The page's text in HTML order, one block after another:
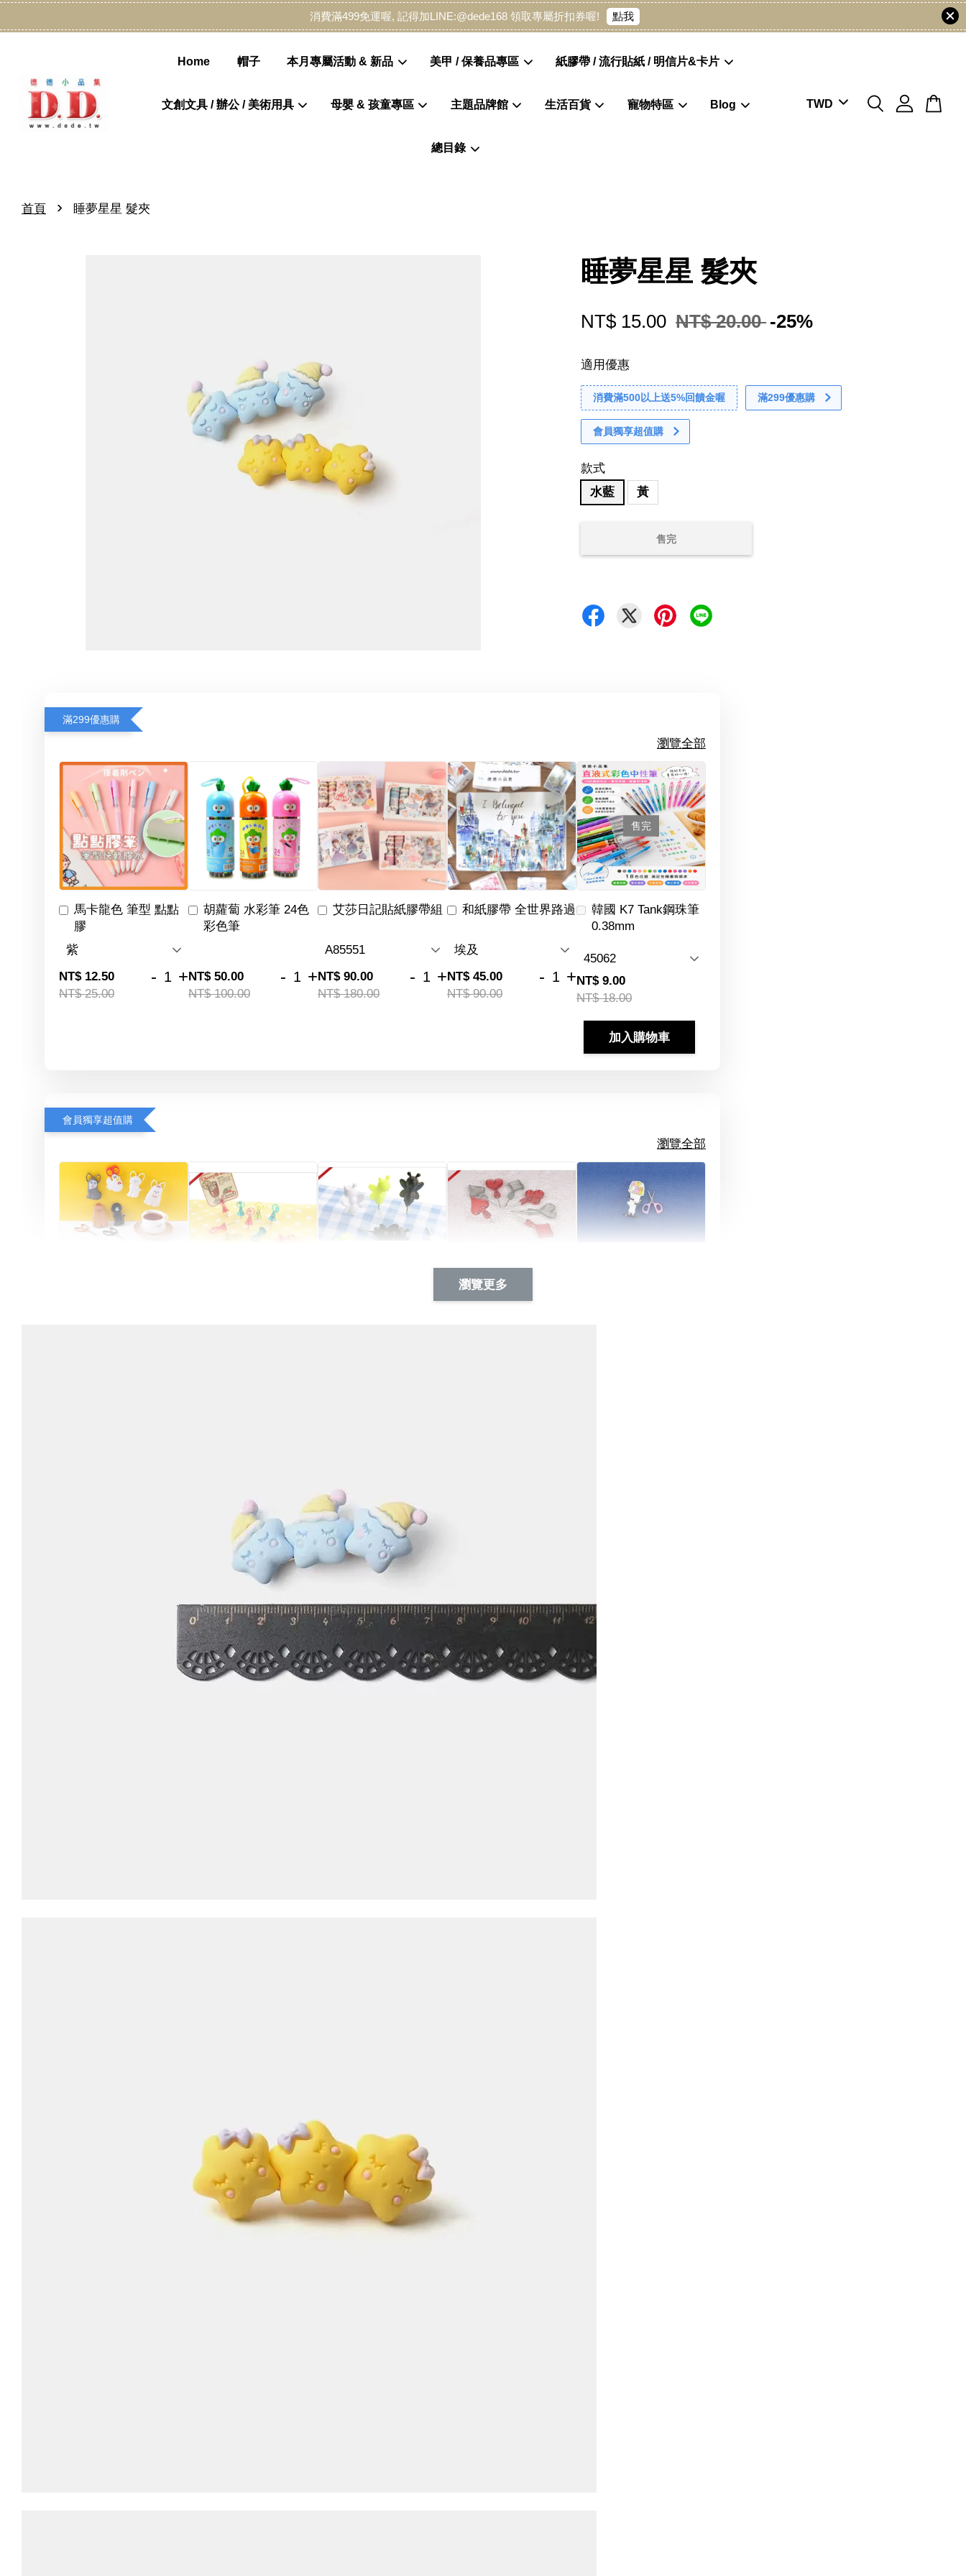
消費滿499免運喔, 記得加LINE:@dede168 領取專屬折扣券喔! 點我
Home 帽子 本月專屬活動 & 新品 美甲 / 保養品專區 紙膠帶 / 流行貼紙 / 明信片&卡片
文創文具 / 辦公 / 美術用具 母嬰 & 孩童專區 主題品牌館 生活百貨 寵物特區 Blog
總目錄
首頁 › 睡夢星星 髮夾
睡夢星星 髮夾
NT$ 15.00 NT$ 20.00 -25%
適用優惠
消費滿500以上送5%回饋金喔 滿299優惠購
會員獨享超值購
款式
水藍
黃
售完
滿299優惠購
瀏覽全部
馬卡龍色 筆型 點點
膠
NT$ 12.50
NT$ 25.00
- +
胡蘿蔔 水彩筆 24色
彩色筆
NT$ 50.00
NT$ 100.00
- +
艾莎日記貼紙膠帶組
NT$ 90.00
NT$ 180.00
- +
和紙膠帶 全世界路過
NT$ 45.00
NT$ 90.00
- +
售完
韓國 K7 Tank鋼珠筆
0.38mm
NT$ 9.00
NT$ 18.00
加入購物車
會員獨享超值購
瀏覽全部
Artsign 撲克牌 圖釘
瀏覽更多